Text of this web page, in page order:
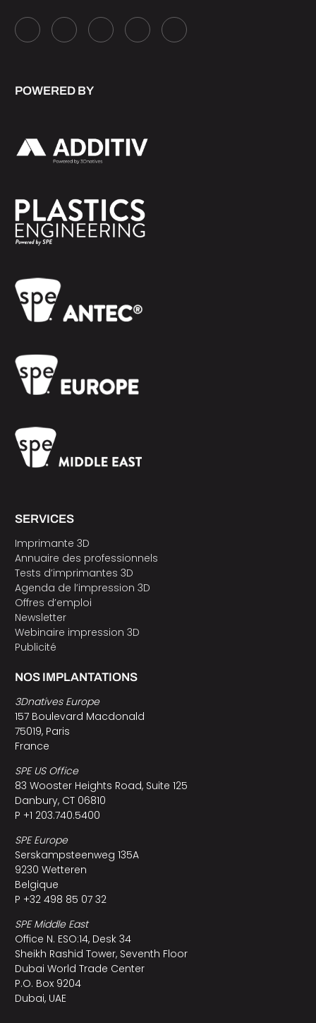
POWERED BY
SERVICES
Imprimante 3D
Annuaire des professionnels
Tests d’imprimantes 3D
Agenda de l’impression 3D
Offres d’emploi
Newsletter
Webinaire impression 3D
Publicité
NOS IMPLANTATIONS
3Dnatives Europe
157 Boulevard Macdonald
75019, Paris
France
SPE US Office
83 Wooster Heights Road, Suite 125
Danbury, CT 06810
P +1 203.740.5400
SPE Europe
Serskampsteenweg 135A
9230 Wetteren
Belgique
P +32 498 85 07 32
SPE Middle East
Office N. ESO:14, Desk 34
Sheikh Rashid Tower, Seventh Floor
Dubai World Trade Center
P.O. Box 9204
Dubai, UAE